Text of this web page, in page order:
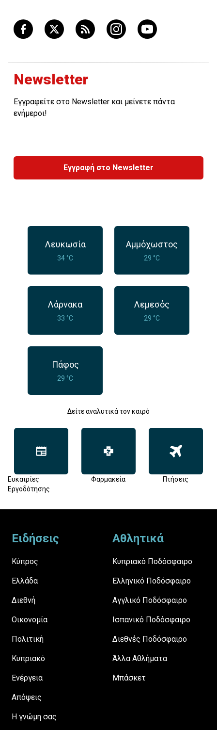
Newsletter
Εγγραφείτε στο Newsletter και μείνετε πάντα
ενήμεροι!
Εγγραφή στο Newsletter
Λευκωσία
34 °C
Αμμόχωστος
29 °C
Λάρνακα
33 °C
Λεμεσός
29 °C
Πάφος
29 °C
Δείτε αναλυτικά τον καιρό
Ευκαιρίες
Εργοδότησης
Φαρμακεία Πτήσεις
Ειδήσεις
Κύπρος
Ελλάδα
Διεθνή
Οικονομία
Πολιτική
Κυπριακό
Ενέργεια
Απόψεις
H γνώμη σας
Αθλητικά
Κυπριακό Ποδόσφαιρο
Ελληνικό Ποδόσφαιρο
Αγγλικό Ποδόσφαιρο
Ισπανικό Ποδόσφαιρο
Διεθνές Ποδόσφαιρο
Άλλα Αθλήματα
Μπάσκετ